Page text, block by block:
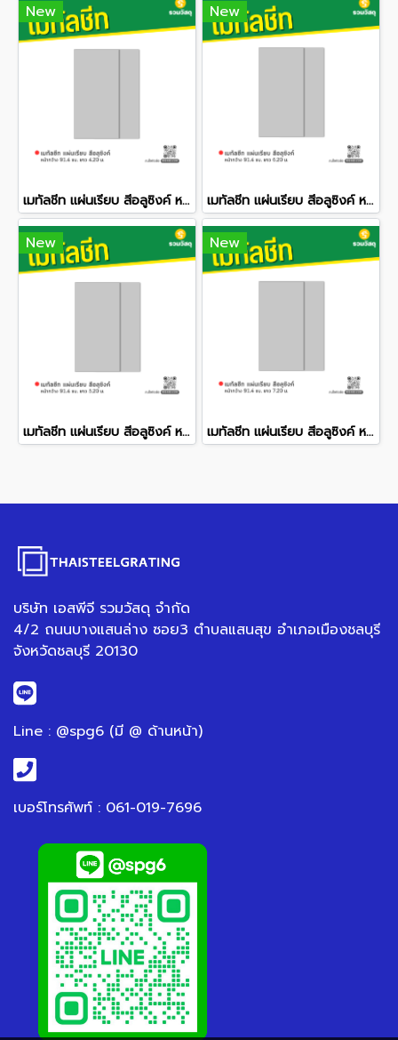
New
เมทัลชีท แผ่นเรียบ สีอลูซิงค์ หน้ากว้าง 91.4 ซม. ยาว 4.20 ม.
New
เมทัลชีท แผ่นเรียบ สีอลูซิงค์ หน้ากว้าง 91.4 ซม. ยาว 6.20 ม.
New
เมทัลชีท แผ่นเรียบ สีอลูซิงค์ หน้ากว้าง 91.4 ซม. ยาว 5.20 ม.
New
เมทัลชีท แผ่นเรียบ สีอลูซิงค์ หน้ากว้าง 91.4 ซม. ยาว 7.20 ม.
บริษัท เอสพีจี รวมวัสดุ จำกัด
4/2 ถนนบางแสนล่าง ซอย3 ตำบลแสนสุข อำเภอเมืองชลบุรี
จังหวัดชลบุรี 20130
Line : @spg6 (มี @ ด้านหน้า)
เบอร์โทรศัพท์ : 061-019-7696